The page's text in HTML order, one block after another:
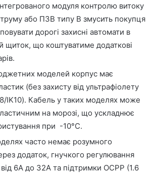
модуля контролю витоку
або ПЗВ типу B змусить покупця
дорогі захисні автомати в
щиток, що коштуватиме додаткові
моделей корпус має
(без захисту від ультрафіолету
IK10). Кабель у таких моделях може
на морозі, що ускладнює
при -10°C.
часто немає розумного
додаток, гнучкого регулювання
6А до 32А та підтримки OCPP (1.6